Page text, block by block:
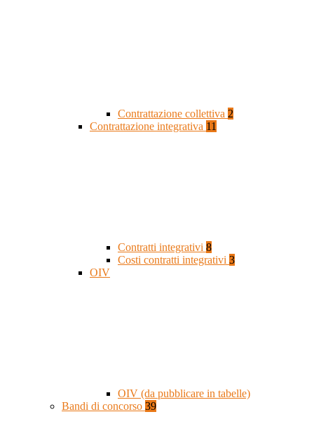
Contrattazione collettiva 2
Contrattazione integrativa 11
Contratti integrativi 8
Costi contratti integrativi 3
OIV
OIV (da pubblicare in tabelle)
Bandi di concorso 39